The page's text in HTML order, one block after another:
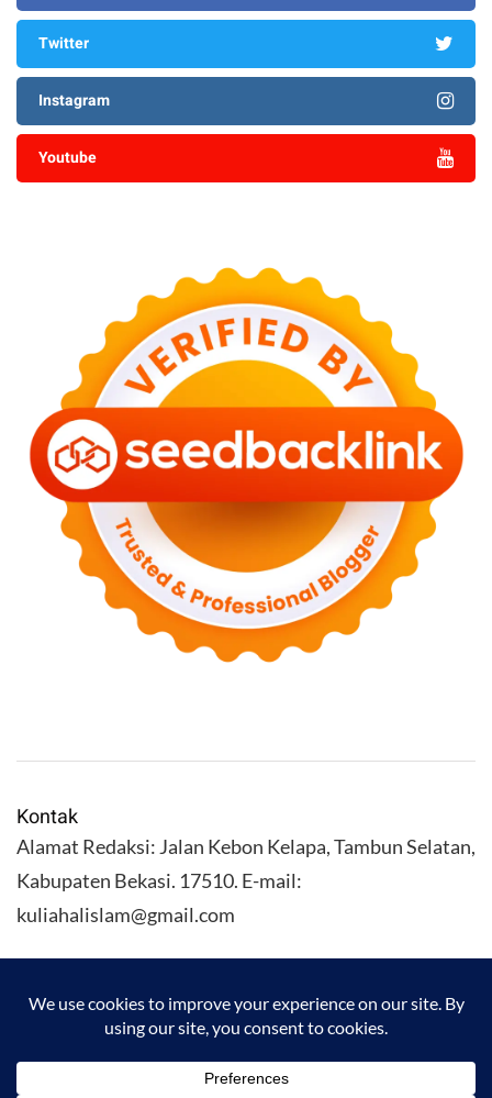
Twitter
Instagram
Youtube
Kontak
Alamat Redaksi: Jalan Kebon Kelapa, Tambun Selatan,
Kabupaten Bekasi. 17510. E-mail:
kuliahalislam@gmail.com
KULIAHALISLAM.COM Copyright (C) 2026